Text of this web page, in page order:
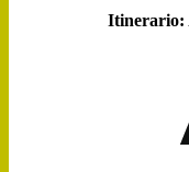
Itinerario: